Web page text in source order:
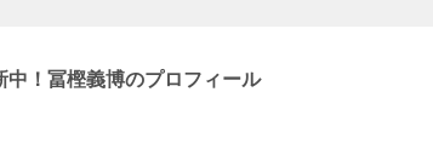
！冨樫義博のプロフィール